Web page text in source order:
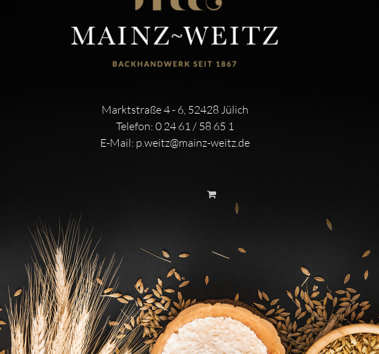
Marktstraße 4 - 6, 52428 Jülich
Telefon: 0 24 61 / 58 65 1
E-Mail: p.weitz@mainz-weitz.de